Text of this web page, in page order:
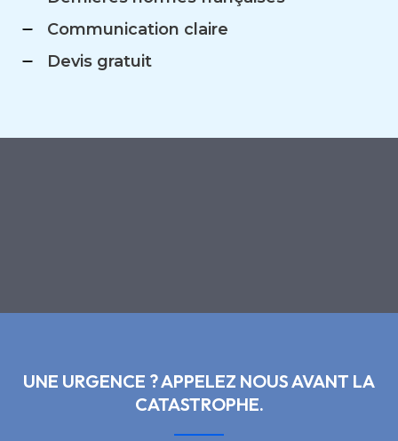
Communication claire
Devis gratuit
UNE URGENCE ? APPELEZ NOUS AVANT LA
CATASTROPHE.